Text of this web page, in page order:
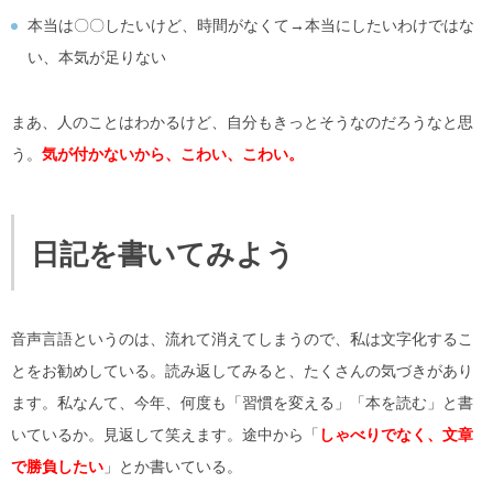
本当は〇〇したいけど、時間がなくて→本当にしたいわけではな
い、本気が足りない
まあ、人のことはわかるけど、自分もきっとそうなのだろうなと思
う。 気が付かないから、こわい、こわい。
日記を書いてみよう
音声言語というのは、流れて消えてしまうので、私は文字化するこ
とをお勧めしている。読み返してみると、たくさんの気づきがあり
ます。私なんて、今年、何度も「習慣を変える」「本を読む」と書
いているか。見返して笑えます。途中から「 しゃべりでなく、文章
で勝負したい 」とか書いている。